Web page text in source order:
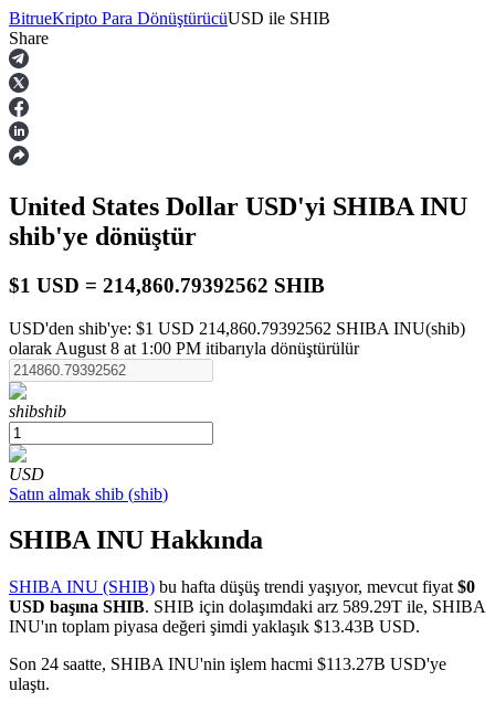
Vadeli İşlemler
USDT Vadeli İşlemleri
Teminat olarak USDT kullanan vadeli işlemler
COIN-M Vadeli İşlemleri
Kripto Para Vadeli İşlemleri
BitrueKripto Para DönüştürücüUSD ile SHIB
Share
United States Dollar USD'yi SHIBA INU
shib'ye dönüştür
$1 USD = 214,860.79392562 SHIB
USD'den shib'ye: $1 USD 214,860.79392562 SHIBA INU(shib)
olarak August 8 at 1:00 PM itibarıyla dönüştürülür
shibshib
USD
Satın almak shib (shib)
SHIBA INU Hakkında
SHIBA INU (SHIB) bu hafta düşüş trendi yaşıyor, mevcut fiyat $0
USD başına SHIB. SHIB için dolaşımdaki arz 589.29T ile, SHIBA
INU'ın toplam piyasa değeri şimdi yaklaşık $13.43B USD.
Son 24 saatte, SHIBA INU'nin işlem hacmi $113.27B USD'ye
ulaştı.